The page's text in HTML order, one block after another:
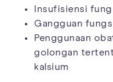
Insufisiensi
Gangguan
Penggunaan
golongan
kalsium